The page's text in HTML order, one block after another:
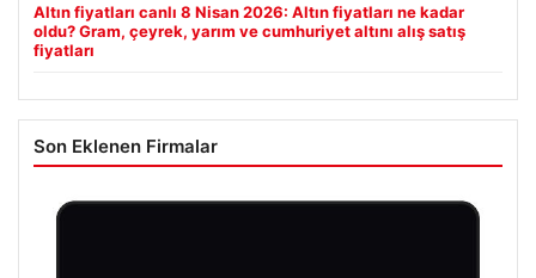
Altın fiyatları canlı 8 Nisan 2026: Altın fiyatları ne kadar
oldu? Gram, çeyrek, yarım ve cumhuriyet altını alış satış
fiyatları
Son Eklenen Firmalar